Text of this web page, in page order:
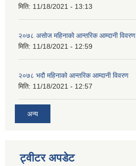
मिति: 11/18/2021 - 13:13
२०७८ असोज महिनाको आन्तरिक आम्दानी विवरण
मिति: 11/18/2021 - 12:59
२०७८ भदौ महिनाको आन्तरिक आम्दानी विवरण
मिति: 11/18/2021 - 12:57
अन्य
ट्वीटर अपडेट